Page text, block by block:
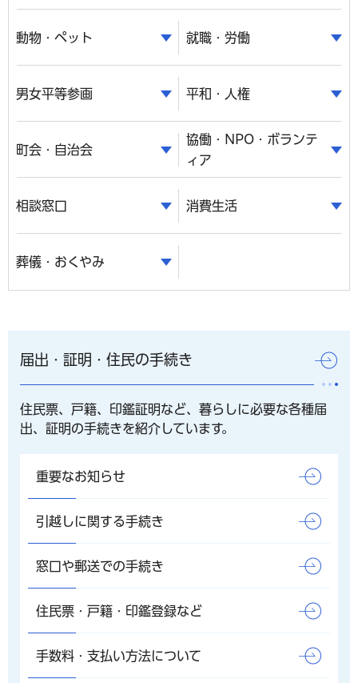
動物・ペット 就職・労働
男女平等参画 平和・人権
町会・自治会
協働・NPO・ボランテ
ィア
相談窓口 消費生活
葬儀・おくやみ
届出・証明・住民の手続き
住民票、戸籍、印鑑証明など、暮らしに必要な各種届
出、証明の手続きを紹介しています。
重要なお知らせ
引越しに関する手続き
窓口や郵送での手続き
住民票・戸籍・印鑑登録など
手数料・支払い方法について